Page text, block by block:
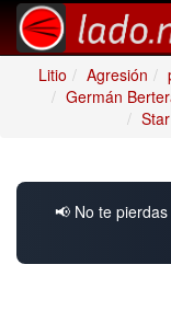
Litio
Agresión
Germán
📢 No te